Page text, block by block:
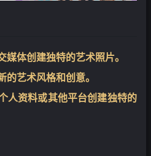
媒体创建独特的艺术照片。
的艺术风格和创意。
人资料或其他平台创建独特的